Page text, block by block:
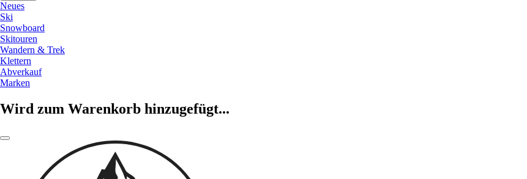
Neues
Ski
Snowboard
Skitouren
Wandern & Trek
Klettern
Abverkauf
Marken
Wird zum Warenkorb hinzugefügt...